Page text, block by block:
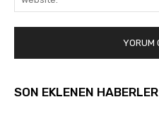
SON EKLENEN HABERLER